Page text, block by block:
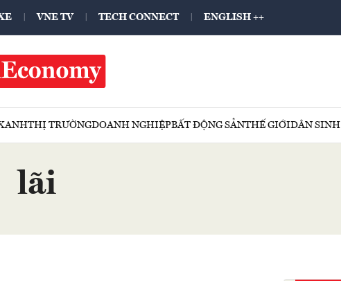
VNE TV TECH CONNECT ENGLISH ++
THỊ TRƯỜNGDOANH NGHIỆPBẤT ĐỘNG SẢNTHẾ GIỚIDÂN SINH
lãi